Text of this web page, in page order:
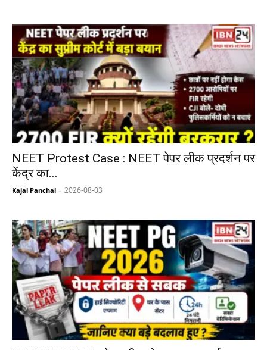
NEET Protest Case : NEET पेपर लीक प्रदर्शन पर
केंद्र का...
Kajal Panchal - 2026-08-03